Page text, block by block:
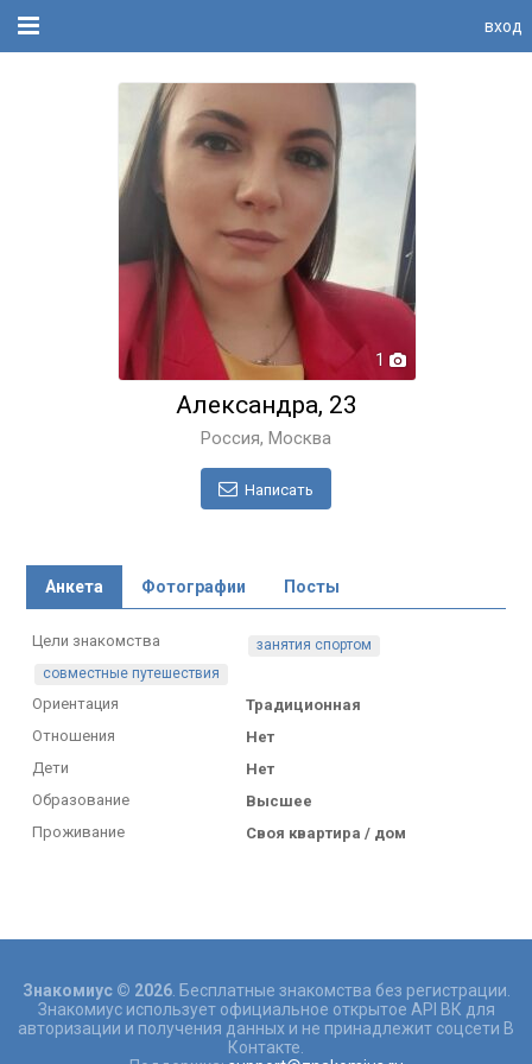
вход
1
Александра, 23
Россия, Москва
Написать
Анкета Фотографии Посты
Цели знакомства
занятия спортом
совместные путешествия
Ориентация
Традиционная
Отношения
Нет
Дети
Нет
Образование
Высшее
Проживание
Своя квартира / дом
Знакомиус © 2026. Бесплатные знакомства без регистрации.
Знакомиус использует официальное открытое API ВК для
авторизации и получения данных и не принадлежит соцсети В
Контакте.